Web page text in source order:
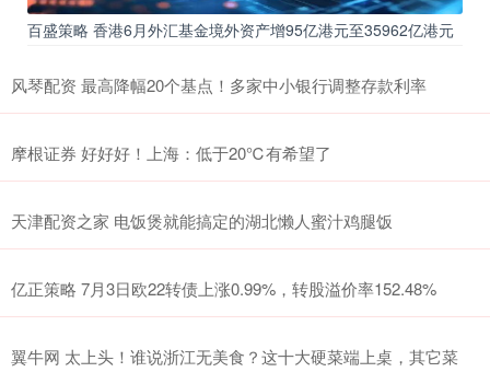
百盛策略 香港6月外汇基金境外资产增95亿港元至35962亿港元
风琴配资 最高降幅20个基点！多家中小银行调整存款利率
摩根证券 好好好！上海：低于20℃有希望了
天津配资之家 电饭煲就能搞定的湖北懒人蜜汁鸡腿饭
亿正策略 7月3日欧22转债上涨0.99%，转股溢价率152.48%
翼牛网 太上头！谁说浙江无美食？这十大硬菜端上桌，其它菜